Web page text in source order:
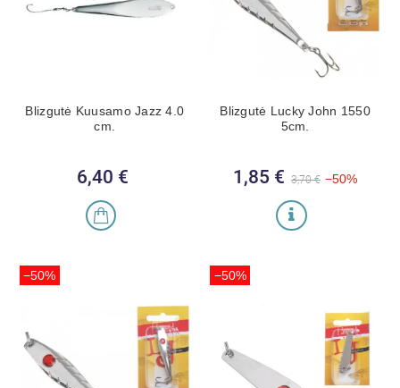
Blizgutė Kuusamo Jazz 4.0
cm.
Kaina
6,40 €
Blizgutė Lucky John 1550
5cm.
Bazinė kaina
3,70 € −50%
Kaina
1,85 €
−50% −50%